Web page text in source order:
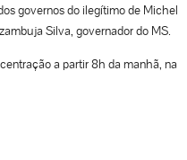
governos do ilegítimo de Michel
Silva, governador do MS.
a partir 8h da manhã, na